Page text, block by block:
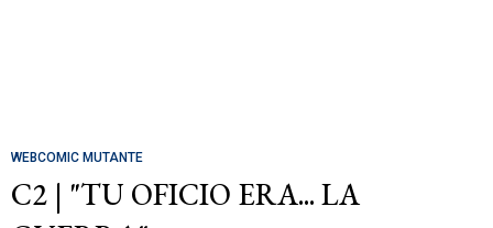
WEBCOMIC MUTANTE
C2 | "TU OFICIO ERA... LA